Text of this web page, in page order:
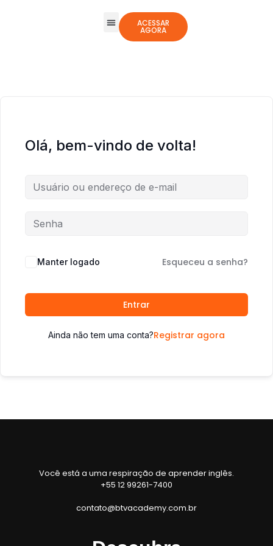
ACESSAR
AGORA
Olá, bem-vindo de volta!
Manter logado Esqueceu a senha?
Entrar
Ainda não tem uma conta?Registrar agora
Você está a uma respiração de aprender inglês.
+55 12 99261-7400
contato@btvacademy.com.br